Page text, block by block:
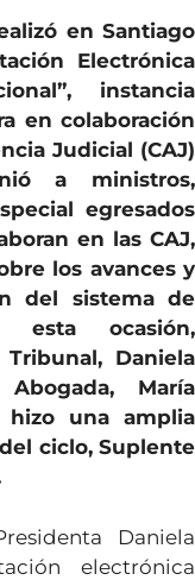
en Santiago
Electrónica
instancia
en colaboración
Judicial (CAJ)
a ministros,
egresados
en las CAJ,
los avances y
del sistema de
esta ocasión,
Daniela
María
hizo una amplia
ciclo, Suplente
Daniela
electrónica